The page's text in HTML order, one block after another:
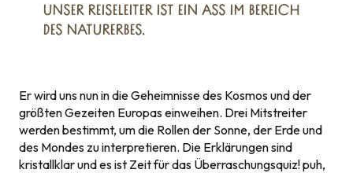
UNSER REISELEITER IST EIN ASS IM BEREICH
DES NATURERBES.
Er wird uns nun in die Geheimnisse des Kosmos und der
größten Gezeiten Europas einweihen. Drei Mitstreiter
werden bestimmt, um die Rollen der Sonne, der Erde und
des Mondes zu interpretieren. Die Erklärungen sind
kristallklar und es ist Zeit für das Überraschungsquiz! puh,